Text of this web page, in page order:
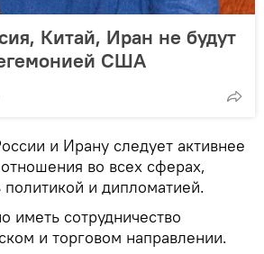
Китай, Иран не будут
США
и Ирану следует активнее
во всех сферах,
политикой и дипломатией.
иметь сотрудничество
и торговом направлении.